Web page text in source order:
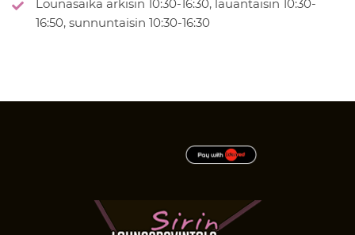
Lounasaika arkisin 10:30-16:30, lauantaisin 10:30-
16:50, sunnuntaisin 10:30-16:30